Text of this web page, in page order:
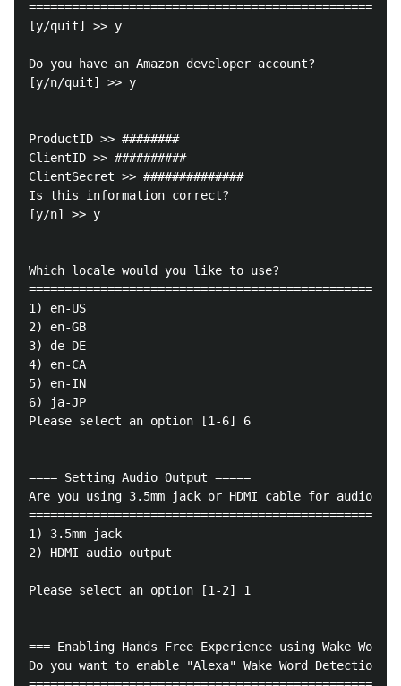
[y/quit] >> y
Do you have an Amazon developer account?
[y/n/quit] >> y
ProductID >> ########
ClientID >> ##########
ClientSecret >> ##############
Is this information correct?
[y/n] >> y
Which locale would you like to use?
1) en-US
2) en-GB
3) de-DE
4) en-CA
5) en-IN
6) ja-JP
Please select an option [1-6] 6
==== Setting Audio Output =====
Are you using 3.5mm jack or HDMI cable for audio
1) 3.5mm jack
2) HDMI audio output
Please select an option [1-2] 1
=== Enabling Hands Free Experience using Wake Word
Do you want to enable "Alexa" Wake Word Detection?